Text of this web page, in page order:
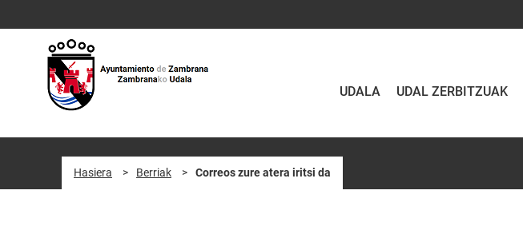
UDALA UDAL ZERBITZUAK
Hasiera > Berriak > Correos zure atera iritsi da